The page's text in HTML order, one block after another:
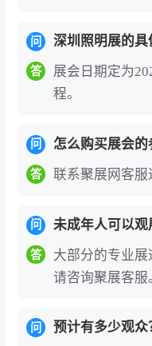
问 深圳照明展的具
答
展会日期定为
程。
问 怎么购买展会的
答 联系聚展网客服
问 未成年人可以观
答
大部分的专业
请咨询聚展客服
问 预计有多少观众